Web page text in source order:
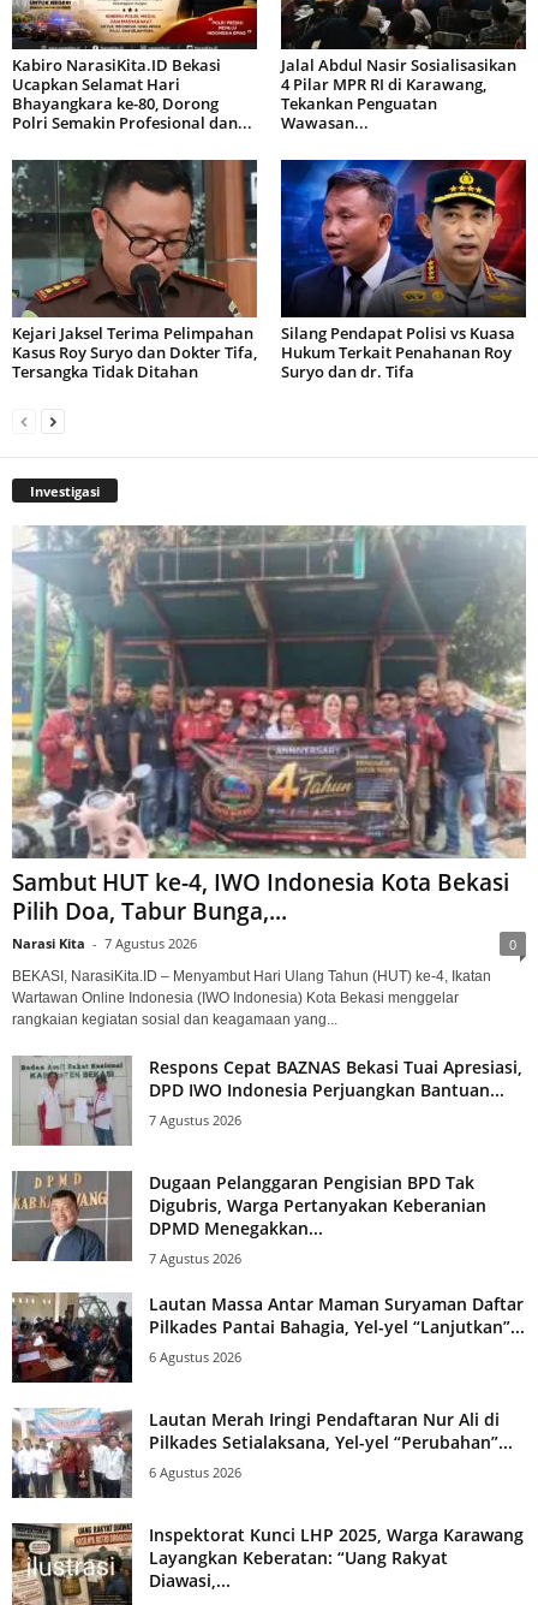
Kabiro NarasiKita.ID Bekasi
Ucapkan Selamat Hari
Bhayangkara ke-80, Dorong
Polri Semakin Profesional dan...
Jalal Abdul Nasir Sosialisasikan
4 Pilar MPR RI di Karawang,
Tekankan Penguatan
Wawasan...
Kejari Jaksel Terima Pelimpahan
Kasus Roy Suryo dan Dokter Tifa,
Tersangka Tidak Ditahan
Silang Pendapat Polisi vs Kuasa
Hukum Terkait Penahanan Roy
Suryo dan dr. Tifa
Investigasi
Sambut HUT ke-4, IWO Indonesia Kota Bekasi
Pilih Doa, Tabur Bunga,...
Narasi Kita - 7 Agustus 2026 0
BEKASI, NarasiKita.ID – Menyambut Hari Ulang Tahun (HUT) ke-4, Ikatan
Wartawan Online Indonesia (IWO Indonesia) Kota Bekasi menggelar
rangkaian kegiatan sosial dan keagamaan yang...
Respons Cepat BAZNAS Bekasi Tuai Apresiasi,
DPD IWO Indonesia Perjuangkan Bantuan...
7 Agustus 2026
Dugaan Pelanggaran Pengisian BPD Tak
Digubris, Warga Pertanyakan Keberanian
DPMD Menegakkan...
7 Agustus 2026
Lautan Massa Antar Maman Suryaman Daftar
Pilkades Pantai Bahagia, Yel-yel “Lanjutkan”...
6 Agustus 2026
Lautan Merah Iringi Pendaftaran Nur Ali di
Pilkades Setialaksana, Yel-yel “Perubahan”...
6 Agustus 2026
Inspektorat Kunci LHP 2025, Warga Karawang
Layangkan Keberatan: “Uang Rakyat
Diawasi,...